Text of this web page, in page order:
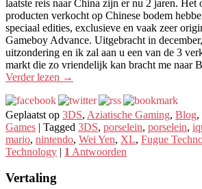
laatste reis naar China zijn er nu 2 jaren.
producten verkocht op Chinese bodem
speciaal edities, exclusieve en vaak zeer
Gameboy Advance. Uitgebracht in
uitzondering en ik zal aan u een van de 3
markt die zo vriendelijk kan bracht me naar
Verder lezen →
Geplaatst op 3DS, Aziatische Gaming, Blog,
Games | Tagged 3DS, porselein, porselein,
mario, nintendo, Wei Yen, XL, Fugue
Technology | 1 Antwoorden
Vertaling